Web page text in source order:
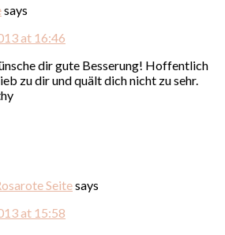
says
at 16:46
dir gute Besserung! Hoffentlich
zu dir und quält dich nicht zu sehr.
Seitesays
at 15:58